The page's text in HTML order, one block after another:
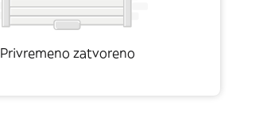
Privremeno zatvoreno